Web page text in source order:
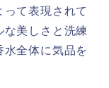
て表現されて
な美しさと洗練
水全体に気品を